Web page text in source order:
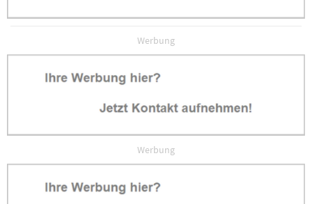
Werbung
Werbung